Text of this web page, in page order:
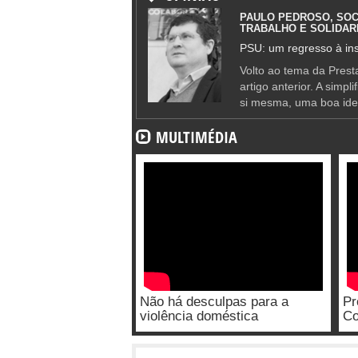
PAULO PEDROSO,
TRABALHO E
PSU: um regresso à
Volto ao tema da
artigo anterior. A
si mesma, uma boa
MULTIMÉDIA
Não há desculpas para a
violência doméstica